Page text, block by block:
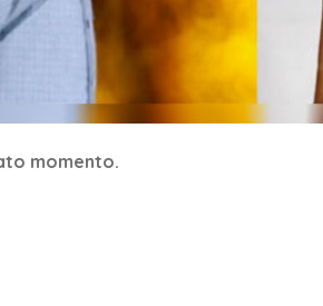
momento.